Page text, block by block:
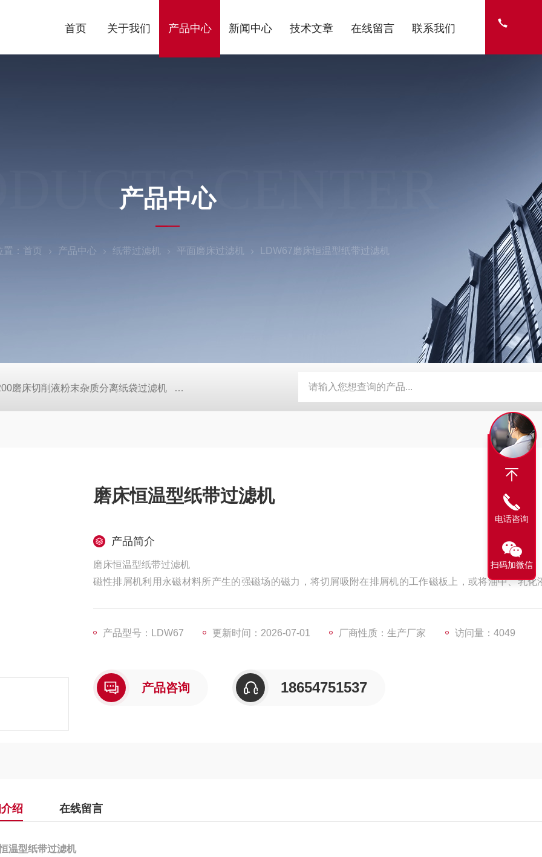
首页 关于我们 产品中心 新闻中心 技术文章 在线留言 联系我们
CENTER
产品中心
： 首页 产品中心 纸带过滤机 平面磨床过滤机 LDW67磨床恒温型纸带过滤机
磨床切削液粉末杂质分离纸袋过滤机 定做机床链板式排屑器 定制磨床纸带过滤机 TH磨床切削液铁屑分离磁性分离器
磨床恒温型纸带过滤机
产品简介
磨床恒温型纸带过滤机
磁性排屑机利用永磁材料所产生的强磁场的磁力，将切屑吸附在排屑机的工作磁板上，或将油中、乳化
产品型号：LDW67
更新时间：2026-07-01 厂商性质：生产厂家 访问量：4049
产品咨询 18654751537
绍 在线留言
温型纸带过滤机
电话咨询
扫码加微信